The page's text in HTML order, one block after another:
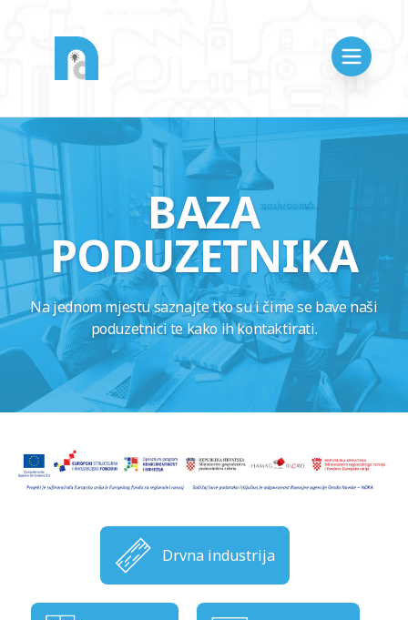
BAZA
PODUZETNIKA
Na jednom mjestu saznajte tko su i čime se bave naši
poduzetnici te kako ih kontaktirati.
Drvna industrija